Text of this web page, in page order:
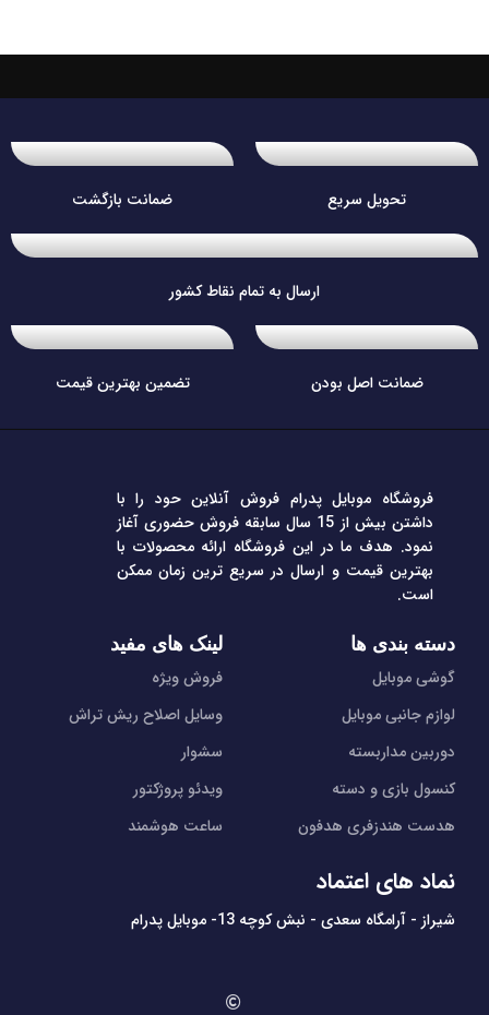
تحویل سریع ضمانت بازگشت
ارسال به تمام نقاط کشور
ضمانت اصل بودن تضمین بهترین قیمت
فروشگاه موبایل پدرام فروش آنلاین حود را با
داشتن بیش از 15 سال سابقه فروش حضوری آغاز
نمود. هدف ما در این فروشگاه ارائه محصولات با
بهترین قیمت و ارسال در سریع ترین زمان ممکن
است.
دسته بندی ها
گوشی موبایل
لوازم جانبی موبایل
دوربین مداربسته
کنسول بازی و دسته
هدست هندزفری هدفون
لینک های مفید
فروش ویژه
وسایل اصلاح ریش تراش
سشوار
ویدئو پروژکتور
ساعت هوشمند
نماد های اعتماد
شیراز - آرامگاه سعدی - نبش کوچه 13- موبایل پدرام